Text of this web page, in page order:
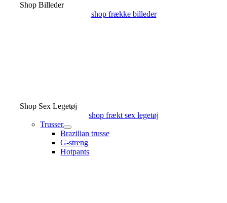
Shop Billeder
shop frække billeder
Shop Sex Legetøj
shop frækt sex legetøj
Trusser
Brazilian trusse
G-streng
Hotpants